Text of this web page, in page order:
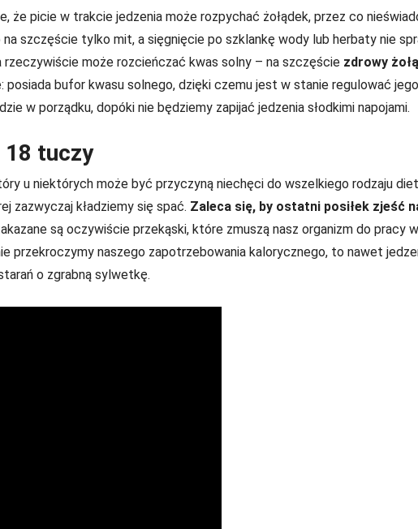
że picie w trakcie jedzenia może rozpychać żołądek, przez co
szczęście tylko mit, a sięgnięcie po szklankę wody lub herbaty nie
rzeczywiście może rozcieńczać kwas solny – na szczęście zdrowy
bufor kwasu solnego, dzięki czemu jest w stanie regulować
w porządku, dopóki nie będziemy zapijać jedzenia słodkimi napojami.
18 tuczy
u niektórych może być przyczyną niechęci do wszelkiego rodzaju
zazwyczaj kładziemy się spać. Zaleca się, by ostatni posiłek zjeść
są oczywiście przekąski, które zmuszą nasz organizm do pracy
przekroczymy naszego zapotrzebowania kalorycznego, to nawet
o zgrabną sylwetkę.